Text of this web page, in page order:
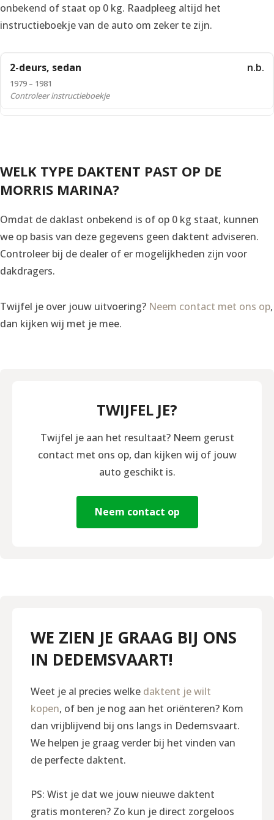
onbekend of staat op 0 kg. Raadpleeg altijd het
instructieboekje van de auto om zeker te zijn.
2-deurs, sedan
1979 – 1981
n.b.
Controleer instructieboekje
WELK TYPE DAKTENT PAST OP DE
MORRIS MARINA?
Omdat de daklast onbekend is of op 0 kg staat, kunnen
we op basis van deze gegevens geen daktent adviseren.
Controleer bij de dealer of er mogelijkheden zijn voor
dakdragers.
Twijfel je over jouw uitvoering? Neem contact met ons op,
dan kijken wij met je mee.
TWIJFEL JE?
Twijfel je aan het resultaat? Neem gerust
contact met ons op, dan kijken wij of jouw
auto geschikt is.
Neem contact op
WE ZIEN JE GRAAG BIJ ONS
IN DEDEMSVAART!
Weet je al precies welke daktent je wilt
kopen, of ben je nog aan het oriënteren? Kom
dan vrijblijvend bij ons langs in Dedemsvaart.
We helpen je graag verder bij het vinden van
de perfecte daktent.
PS: Wist je dat we jouw nieuwe daktent
gratis monteren? Zo kun je direct zorgeloos